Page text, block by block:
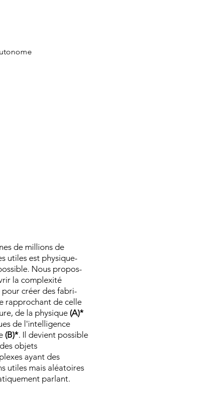
de millions de
utiles est physique-
Nous propos-
la complexité
créer des fabri-
rapprochant de celle
de la physique (A)*
de l'intelligence
(B)*. Il devient possible
objets
ayant des
utiles mais aléatoires
parlant.